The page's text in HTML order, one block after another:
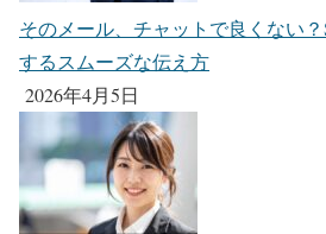
そのメール、チャットで良くない？
するスムーズな伝え方
2026年4月5日